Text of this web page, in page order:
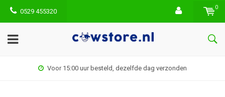
0529 455320
0
Voor 15:00 uur besteld, dezelfde dag verzonden